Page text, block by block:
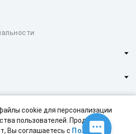
cookie для персонализации
пользователей. Продолжая
Вы соглашаетесь с Политикой